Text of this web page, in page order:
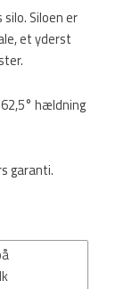
Siloen er
et yderst
hældning
garanti.